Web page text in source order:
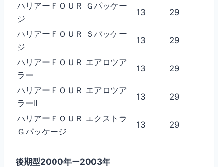
ハリアーＦＯＵＲ Ｇパッケー
ジ
13 29
ハリアーＦＯＵＲ Ｓパッケー
ジ
13 29
ハリアーＦＯＵＲ エアロツア
ラー
13 29
ハリアーＦＯＵＲ エアロツア
ラーII
13 29
ハリアーＦＯＵＲ エクストラ
Ｇパッケージ
13 29
後期型2000年ー2003年